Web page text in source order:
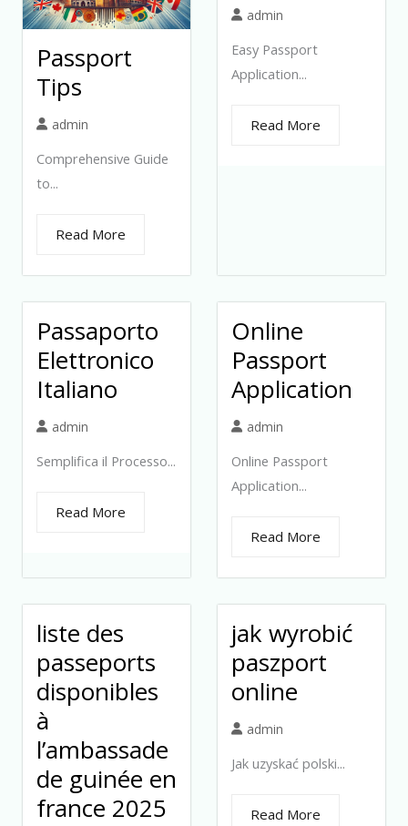
Passport
Tips
admin
Comprehensive Guide
to...
Read More
admin
Easy Passport
Application...
Read More
Passaporto
Elettronico
Italiano
admin
Semplifica il Processo...
Read More
Online
Passport
Application
admin
Online Passport
Application...
Read More
liste des
passeports
disponibles
à
l’ambassade
de guinée en
france 2025
jak wyrobić
paszport
online
admin
Jak uzyskać polski...
Read More